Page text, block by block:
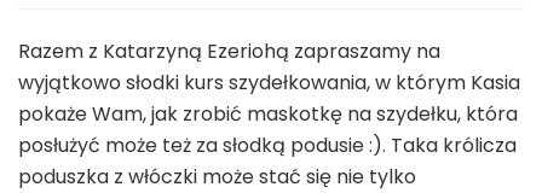
na
z
Razem z Katarzyną Ezeriohą zapraszamy na
wyjątkowo słodki kurs szydełkowania, w którym Kasia
pokaże Wam, jak zrobić maskotkę na szydełku, która
posłużyć może też za słodką podusie :). Taka królicza
poduszka z włóczki może stać się nie tylko